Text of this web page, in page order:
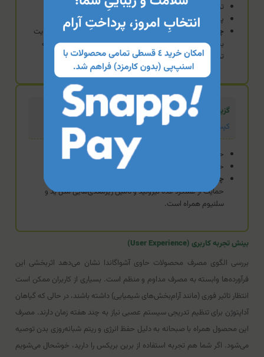
ترکیب اسیدهای آمینه و گابا
پیش‌سازهای دوپامین و سروتونین
چه زمانی منطقی‌تر است؟ وقتی علاوه بر استرس، به دنبال حمایت
بیشتر از مسیرهای تولید سروتونین و خلق‌وخو هستید و نیاز به
ترکیب گیاهی و آمینواسیدی پیچیده‌تری دارید.
گزینه جایگزین اقتصادی
کپسول تیروپلاس یوروویتال
حاوی آشواگاندا، ال-تیروزین و مواد معدنی
حمایت از عملکرد تیروئید
چه زمانی منطقی‌تر است؟
حمایت از عملکرد غده تیروئید و تامین ریزمغذی‌هایی مثل ید و
سلنیوم همراه است.
بینش تجربه کاربری (User Experience)
بررسی الگوی مصرف محصولات حاوی آشواگاندا نشان می‌دهد اثربخشی این
فرآورده‌ها وابسته به مصرف مداوم و منظم است. بسیاری از کاربران ممکن است
انتظار تاثیر فوری (مانند آرام‌بخش‌های شیمیایی) داشته باشند، در حالی که گیاهان
آداپتوژن برای تنظیم تدریجی سیستم عصبی نیاز به چند هفته زمان دارند. مصرف
این محصول همراه با صبحانه به دلیل حفظ انرژی و ریتم شبانه‌روزی بدن توصیه
می‌شود. اگر شما هم تجربه استفاده از برین بریکس را دارید، خوشحال می‌شویم